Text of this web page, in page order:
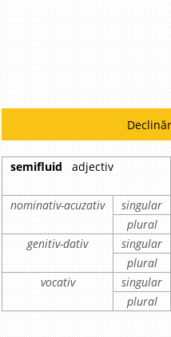
semifluid adjectiv
nominativ-acuzativ
singular
plural
genitiv-dativ
singular
plural
vocativ
singular
plural